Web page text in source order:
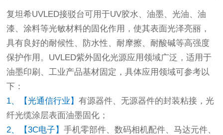
复坦希UVLED接驳台可用于UV胶水、油墨、光油、油
漆、涂料等光敏材料的固化作用，使其表面光泽亮丽，
具有良好的耐候性、防水性、耐摩擦、耐酸碱等高强度
保护作用。UVLED紫外固化光源应用领域广泛，适用于
油墨印刷、工业产品基材固定，具体应用领域可参考以
下：
1、【光通信行业】有源器件、无源器件的封装粘接，光
纤光缆涂层表面油墨固化；
2、【3C电子】手机零部件、数码相机配件、马达元件、